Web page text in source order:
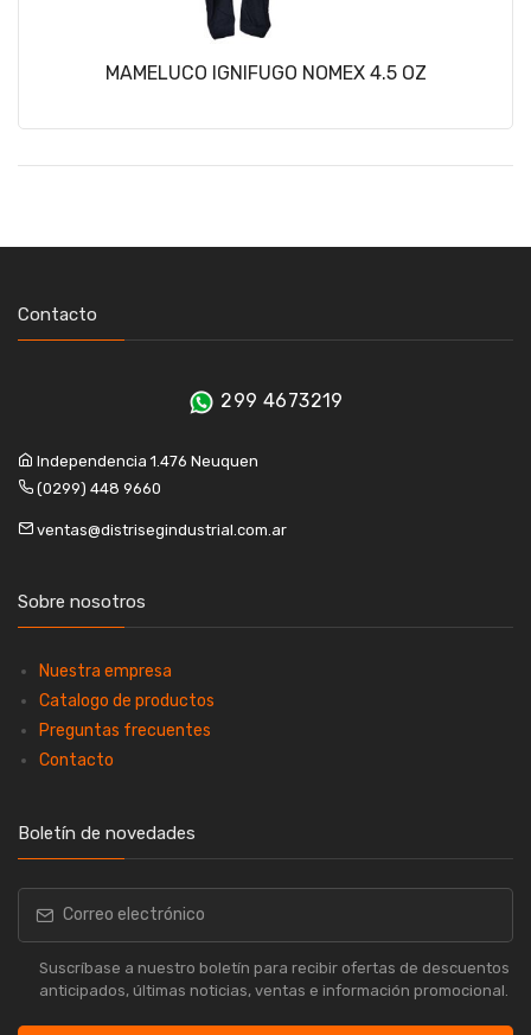
MAMELUCO IGNIFUGO NOMEX 4.5 OZ
Contacto
299 4673219
Independencia 1.476 Neuquen
(0299) 448 9660
ventas@distrisegindustrial.com.ar
Sobre nosotros
Nuestra empresa
Catalogo de productos
Preguntas frecuentes
Contacto
Boletín de novedades
Suscríbase a nuestro boletín para recibir ofertas de descuentos
anticipados, últimas noticias, ventas e información promocional.